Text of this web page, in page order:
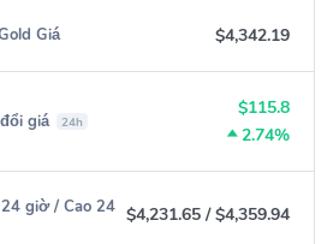
Giá $4,342.19
giá 24h
$115.8
2.74%
giờ / Cao 24 $4,231.65 /$4,359.94